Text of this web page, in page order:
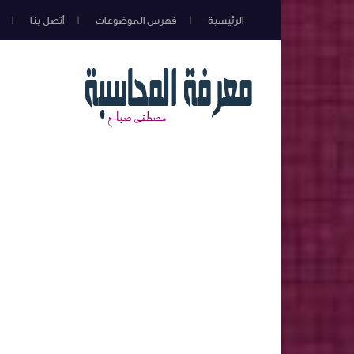
الرئيسية فهرس الموضوعات أتصل بنا